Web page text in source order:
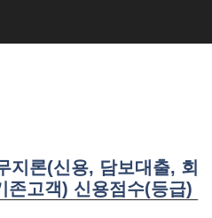
지론(신용, 담보대출, 회
존고객) 신용점수(등급)